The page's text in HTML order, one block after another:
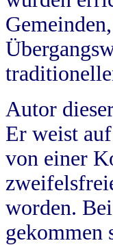
Autor
Er weist
von einer
worden.
gekommen